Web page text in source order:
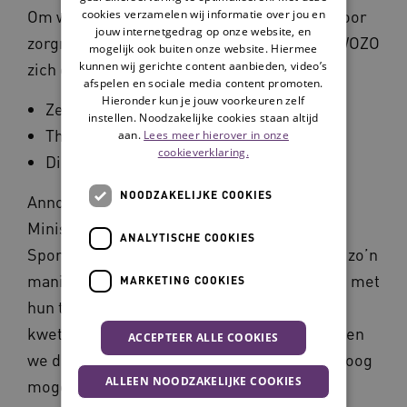
Om werkprocessen te ondersteunen waardoor
zorgmedewerkers minder nodig zijn richt WOZO
zich op drie hoofdlijnen:
Zelf als het kan
Thuis als het kan
Digitaal als het kan
Anno Pomp, coördinator strategie bij het
Ministerie van Volksgezondheid, Welzijn en
Sport: ‘We moeten de mensen die er zijn op zo’n
manier inzetten, dat ze zo effectief mogelijk met
hun tijd kunnen omgaan en zoveel mogelijk
kwetsbare ouderen kunnen helpen. Zo kunnen
we de kwaliteit van leven voor iedereen zo hoog
mogelijk houden.’
cookies verzamelen wij informatie over jou en
jouw internetgedrag op onze website, en
mogelijk ook buiten onze website. Hiermee
kunnen wij gerichte content aanbieden, video’s
afspelen en sociale media content promoten.
Hieronder kun je jouw voorkeuren zelf
instellen. Noodzakelijke cookies staan altijd
aan. Lees meer hierover in onze
cookieverklaring.
NOODZAKELIJKE COOKIES
ANALYTISCHE COOKIES
MARKETING COOKIES
ACCEPTEER ALLE COOKIES
ALLEEN NOODZAKELIJKE COOKIES